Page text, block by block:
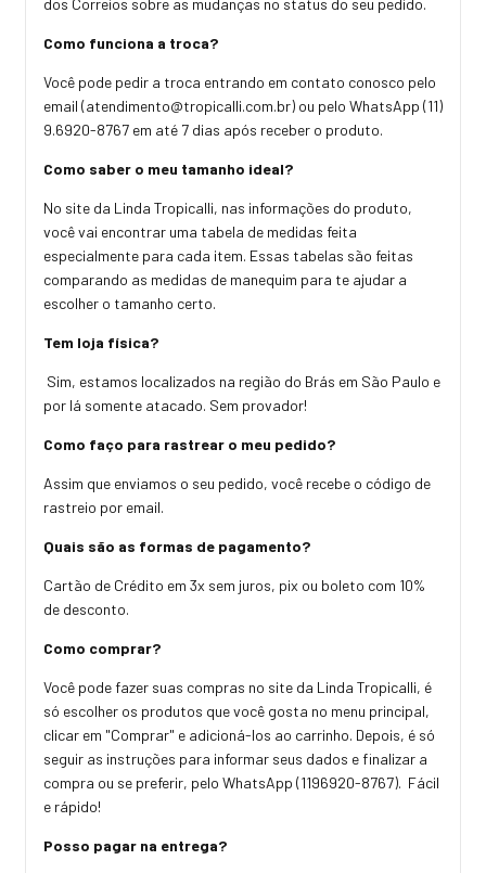
Como funciona a troca?
Você pode pedir a troca entrando em contato conosco pelo
email (atendimento@tropicalli.com.br) ou pelo WhatsApp (11)
9.6920-8767 em até 7 dias após receber o produto.
Como saber o meu tamanho ideal?
No site da Linda Tropicalli, nas informações do produto,
você vai encontrar uma tabela de medidas feita
especialmente para cada item. Essas tabelas são feitas
comparando as medidas de manequim para te ajudar a
escolher o tamanho certo.
Tem loja física?
Sim, estamos localizados na região do Brás em São Paulo e
por lá somente atacado. Sem provador!
Como faço para rastrear o meu pedido?
Assim que enviamos o seu pedido, você recebe o código de
rastreio por email.
Quais são as formas de pagamento?
Cartão de Crédito em 3x sem juros, pix ou boleto com 10%
de desconto.
Como comprar?
Você pode fazer suas compras no site da Linda Tropicalli, é
só escolher os produtos que você gosta no menu principal,
clicar em "Comprar" e adicioná-los ao carrinho. Depois, é só
seguir as instruções para informar seus dados e finalizar a
compra ou se preferir, pelo WhatsApp (1196920-8767). Fácil
e rápido!
Posso pagar na entrega?